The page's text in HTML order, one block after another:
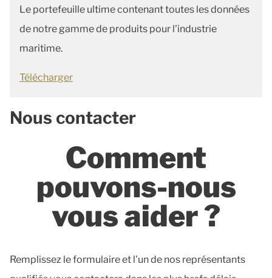
Le portefeuille ultime contenant toutes les données
de notre gamme de produits pour l'industrie
maritime.
Télécharger
Nous contacter
Comment
pouvons-nous
vous aider ?
Remplissez le formulaire et l'un de nos représentants